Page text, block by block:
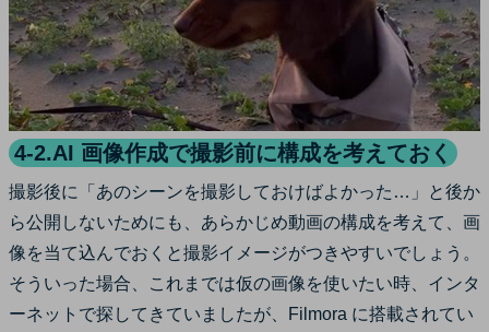
4-2.AI 画像作成で撮影前に構成を考えておく
撮影後に「あのシーンを撮影しておけばよかった…」と後か
ら公開しないためにも、あらかじめ動画の構成を考えて、画
像を当て込んでおくと撮影イメージがつきやすいでしょう。
そういった場合、これまでは仮の画像を使いたい時、インタ
ーネットで探してきていましたが、Filmora に搭載されてい